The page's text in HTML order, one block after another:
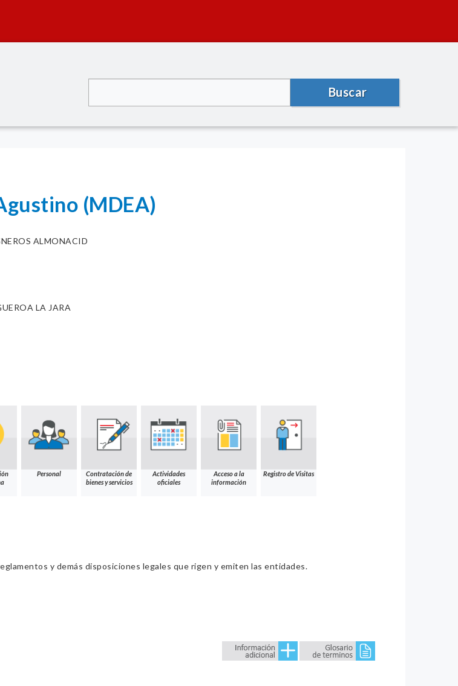
Buscar
(MDEA)
ALMONACID
LA JARA
Personal
Contratación de
bienes y servicios
Actividades
oficiales
Acceso a la
información
Registro de Visitas
y demás disposiciones legales que rigen y emiten las entidades.